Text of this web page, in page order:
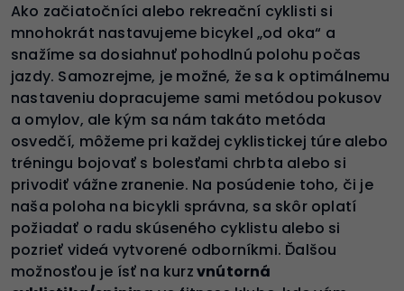
Ako začiatočníci alebo rekreační cyklisti si
mnohokrát nastavujeme bicykel „od oka“ a
snažíme sa dosiahnuť pohodlnú polohu počas
jazdy. Samozrejme, je možné, že sa k optimálnemu
nastaveniu dopracujeme sami metódou pokusov
a omylov, ale kým sa nám takáto metóda
osvedčí, môžeme pri každej cyklistickej túre alebo
tréningu bojovať s bolesťami chrbta alebo si
privodiť vážne zranenie. Na posúdenie toho, či je
naša poloha na bicykli správna, sa skôr oplatí
požiadať o radu skúseného cyklistu alebo si
pozrieť videá vytvorené odborníkmi. Ďalšou
možnosťou je ísť na kurzvnútorná